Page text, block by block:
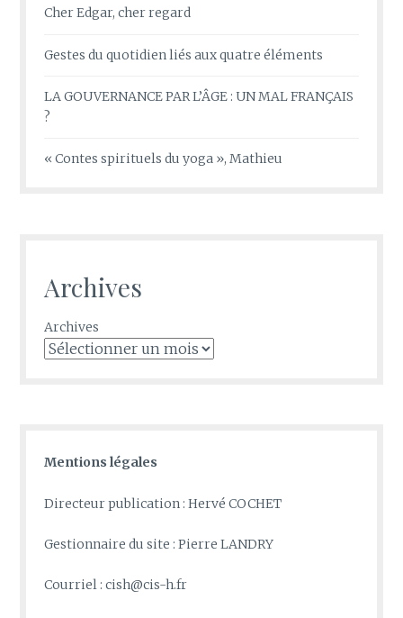
Cher Edgar, cher regard
Gestes du quotidien liés aux quatre éléments
LA GOUVERNANCE PAR L’ÂGE : UN MAL FRANÇAIS
?
« Contes spirituels du yoga », Mathieu
Archives
Archives
Mentions légales
Directeur publication : Hervé COCHET
Gestionnaire du site : Pierre LANDRY
Courriel : cish@cis-h.fr